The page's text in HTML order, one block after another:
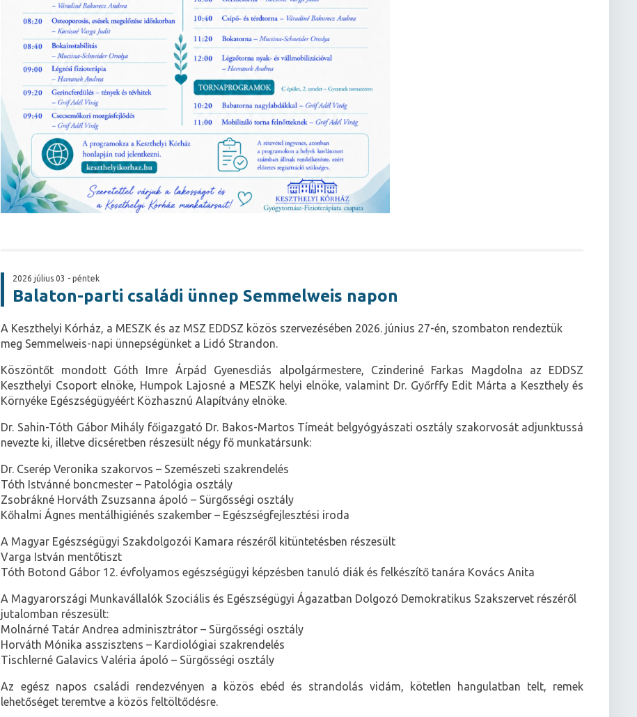
2026 július 03 - péntek
Balaton-parti családi ünnep Semmelweis napon
A Keszthelyi Kórház, a MESZK és az MSZ EDDSZ közös szervezésében 2026. június 27-én, szombaton rendeztük
meg Semmelweis-napi ünnepségünket a Lidó Strandon.
Köszöntőt mondott Góth Imre Árpád Gyenesdiás alpolgármestere, Czinderiné Farkas Magdolna az EDDSZ
Keszthelyi Csoport elnöke, Humpok Lajosné a MESZK helyi elnöke, valamint Dr. Győrffy Edit Márta a Keszthely és
Környéke Egészségügyéért Közhasznú Alapítvány elnöke.
Dr. Sahin-Tóth Gábor Mihály főigazgató Dr. Bakos-Martos Tímeát belgyógyászati osztály szakorvosát adjunktussá
nevezte ki, illetve dicséretben részesült négy fő munkatársunk:
Dr. Cserép Veronika szakorvos – Szemészeti szakrendelés
Tóth Istvánné boncmester – Patológia osztály
Zsobrákné Horváth Zsuzsanna ápoló – Sürgősségi osztály
Kőhalmi Ágnes mentálhigiénés szakember – Egészségfejlesztési iroda
A Magyar Egészségügyi Szakdolgozói Kamara részéről kitüntetésben részesült
Varga István mentőtiszt
Tóth Botond Gábor 12. évfolyamos egészségügyi képzésben tanuló diák és felkészítő tanára Kovács Anita
A Magyarországi Munkavállalók Szociális és Egészségügyi Ágazatban Dolgozó Demokratikus Szakszervet részéről
jutalomban részesült:
Molnárné Tatár Andrea adminisztrátor – Sürgősségi osztály
Horváth Mónika asszisztens – Kardiológiai szakrendelés
Tischlerné Galavics Valéria ápoló – Sürgősségi osztály
Az egész napos családi rendezvényen a közös ebéd és strandolás vidám, kötetlen hangulatban telt, remek
lehetőséget teremtve a közös feltöltődésre.